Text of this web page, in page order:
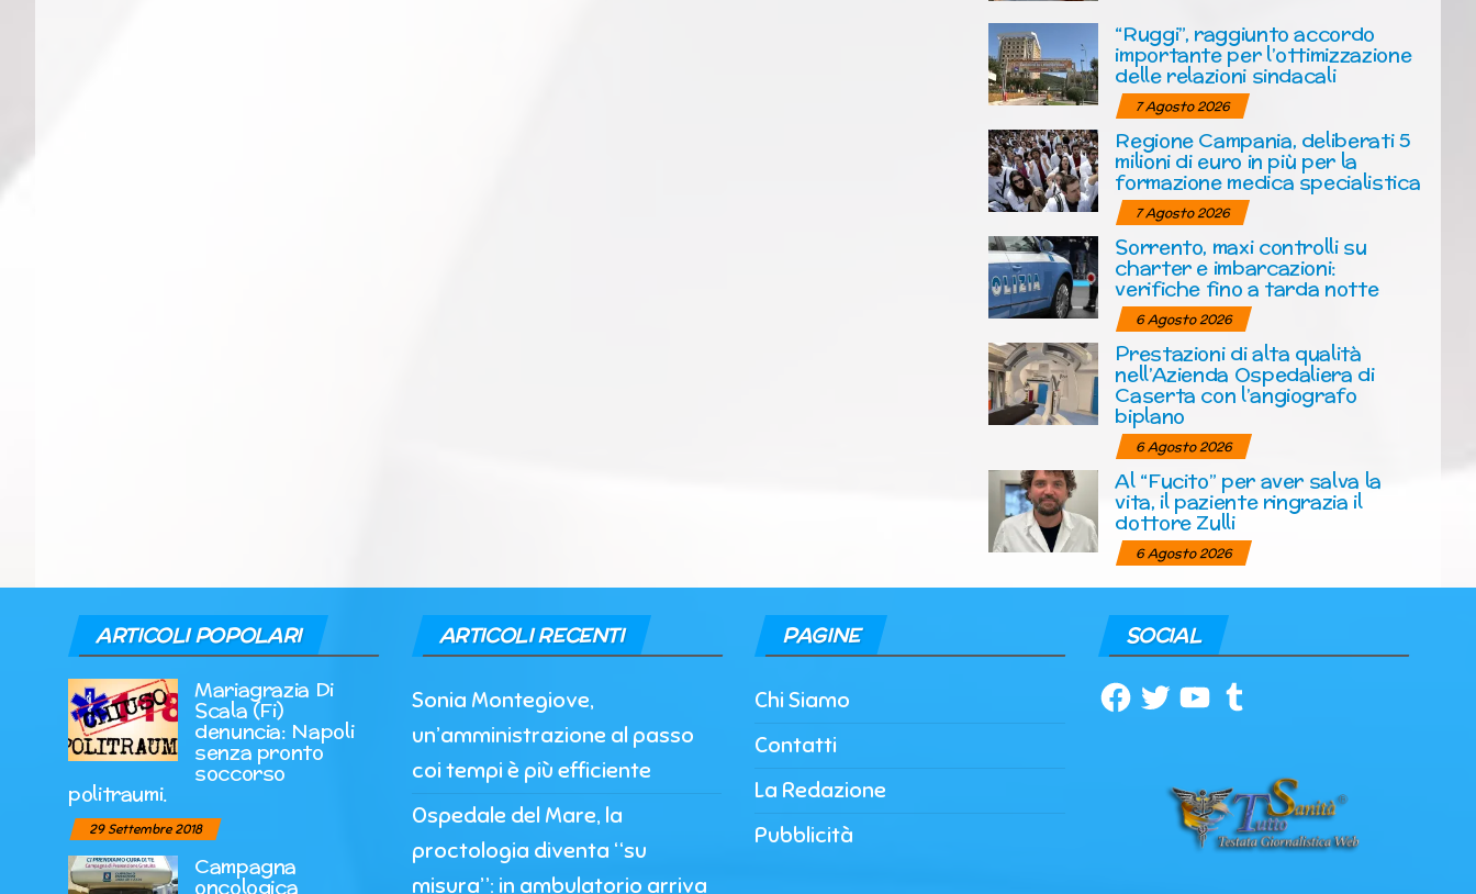
“Ruggi”, raggiunto accordo
importante per l’ottimizzazione
delle relazioni sindacali
7 Agosto 2026
Regione Campania, deliberati 5
milioni di euro in più per la
formazione medica specialistica
7 Agosto 2026
Sorrento, maxi controlli su
charter e imbarcazioni:
verifiche fino a tarda notte
6 Agosto 2026
Prestazioni di alta qualità
nell’Azienda Ospedaliera di
Caserta con l’angiografo
biplano
6 Agosto 2026
Al “Fucito” per aver salva la
vita, il paziente ringrazia il
dottore Zulli
6 Agosto 2026
ARTICOLI POPOLARI
Mariagrazia Di
Scala (Fi)
denuncia: Napoli
senza pronto
soccorso
politraumi.
29 Settembre 2018
Campagna
oncologica
ARTICOLI RECENTI
Sonia Montegiove,
un’amministrazione al passo
coi tempi è più efficiente
Ospedale del Mare, la
proctologia diventa “su
misura”: in ambulatorio arriva
PAGINE
Chi Siamo
Contatti
La Redazione
Pubblicità
SOCIAL
Facebook
TwitterYouTubeTumblr